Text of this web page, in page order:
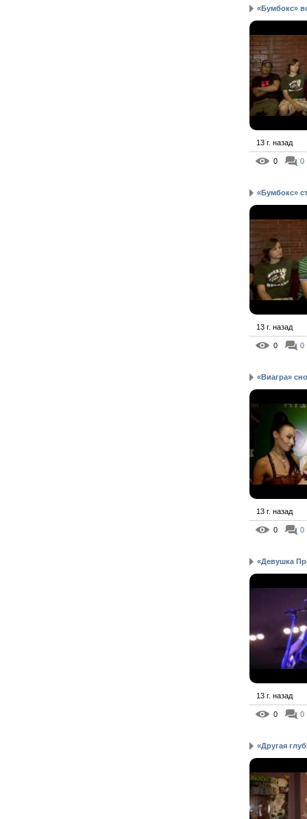
«Бумбокс»
13 г. назад
0 0
«Бумбокс»
13 г. назад
0 0
«Виагра»
13 г. назад
0 0
«Девушка
13 г. назад
0 0
«Другая